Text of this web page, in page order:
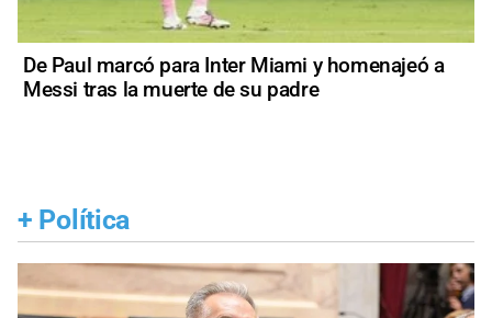
De Paul marcó para Inter Miami y homenajeó a
Messi tras la muerte de su padre
+ Política